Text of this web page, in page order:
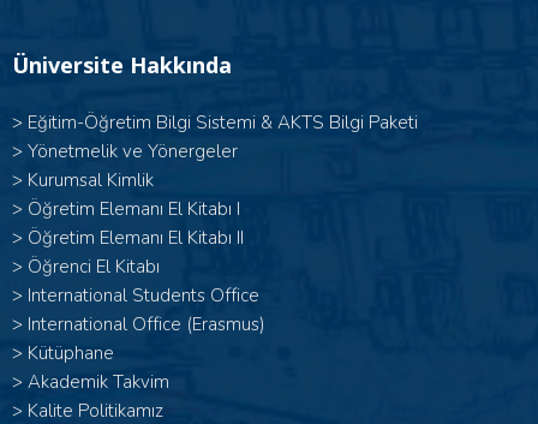
Üniversite Hakkında
> Eğitim-Öğretim Bilgi Sistemi & AKTS Bilgi Paketi
> Yönetmelik ve Yönergeler
> Kurumsal Kimlik
> Öğretim Elemanı El Kitabı I
> Öğretim Elemanı El Kitabı II
> Öğrenci El Kitabı
> International Students Office
> International Office (Erasmus)
> Kütüphane
> Akademik Takvim
> Kalite Politikamız